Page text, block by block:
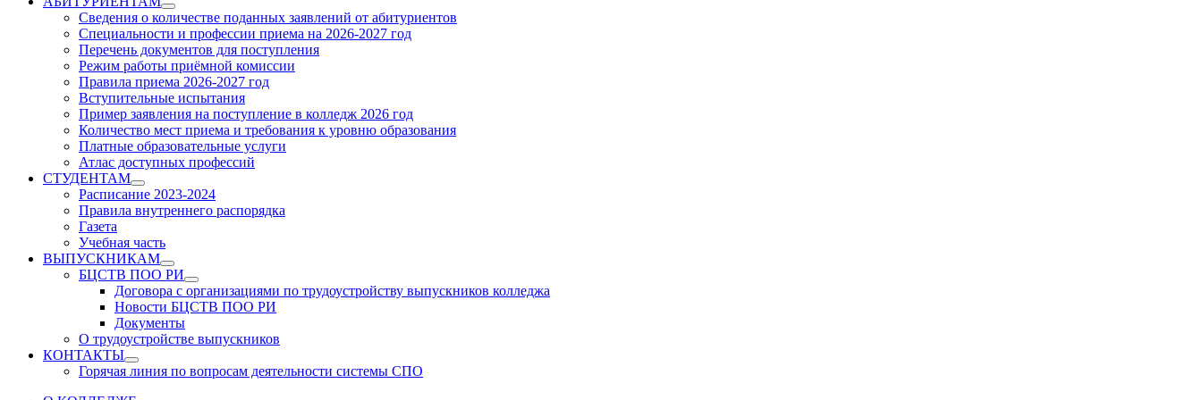
Show
sub
menu
Сведения о количестве поданных заявлений от абитуриентов
Специальности и профессии приема на 2026-2027 год
Перечень документов для поступления
Режим работы приёмной комиссии
Правила приема 2026-2027 год
Вступительные испытания
Пример заявления на поступление в колледж 2026 год
Количество мест приема и требования к уровню образования
Платные образовательные услуги
Атлас доступных профессий
СТУДЕНТАМ
Show
sub
menu
Расписание 2023-2024
Правила внутреннего распорядка
Газета
Учебная часть
ВЫПУСКНИКАМ
Show
sub
menu
БЦСТВ ПОО РИ
Show
sub
menu
Договора с организациями по трудоустройству выпускников колледжа
Новости БЦСТВ ПОО РИ
Документы
О трудоустройстве выпускников
КОНТАКТЫ
Show
sub
Горячая линия по вопросам деятельности системы СПО